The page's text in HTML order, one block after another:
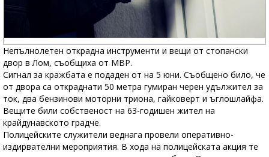
Непълнолетен открадна инструменти и вещи от стопански
двор в Лом, съобщиха от МВР.
Сигнал за кражбата е подаден от на 5 юни. Съобщено било, че
от двора са откраднати 50 метра гумиран черен удължител за
ток, два бензинови моторни триона, гайковерт и ъглошлайфа.
Вещите били собственост на 63-годишен жител на
крайдунавското градче.
Полицейските служители веднага провели оперативно-
издирвателни мероприятия. В хода на полицейската акция те